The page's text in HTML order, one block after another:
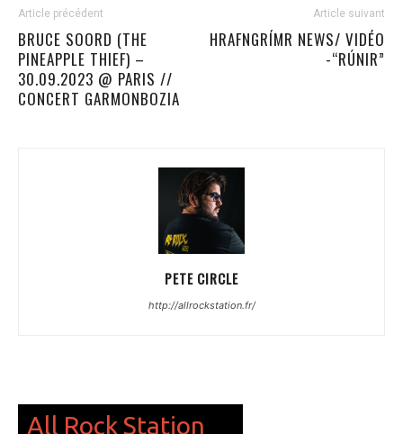
Article précédent
BRUCE SOORD (THE
PINEAPPLE THIEF) –
30.09.2023 @ PARIS //
CONCERT GARMONBOZIA
Article suivant
HRAFNGRÍMR NEWS/ VIDÉO
-“RÚNIR”
PETE CIRCLE
http://allrockstation.fr/